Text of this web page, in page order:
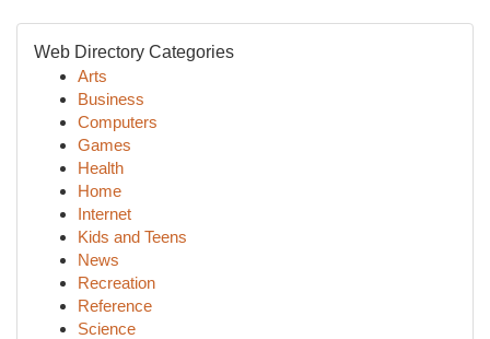
Web Directory Categories
Arts
Business
Computers
Games
Health
Home
Internet
Kids and Teens
News
Recreation
Reference
Science